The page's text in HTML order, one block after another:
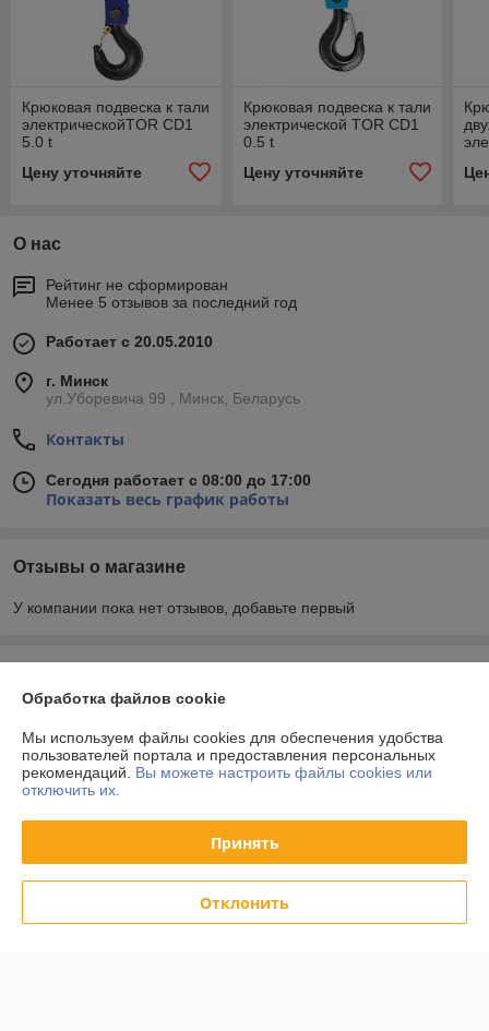
Крюковая подвеска к тали
электрическойTOR CD1
5.0 t
Цену уточняйте
Крюковая подвеска к тали
электрической TOR CD1
0.5 t
Цену уточняйте
О нас
Рейтинг не сформирован
Менее 5 отзывов за последний год
Работает с 20.05.2010
г. Минск
ул.Уборевича 99 , Минск, Беларусь
Контакты
Сегодня работает с 08:00 до 17:00
Показать весь график работы
Отзывы о магазине
У компании пока нет отзывов, добавьте первый
Доставка и оплата
График работы
Полная версия сайта
Политика обработки cookies
Обработка файлов cookie
Мы используем файлы cookies для обеспечения удобства
пользователей портала и предоставления персональных
рекомендаций. Вы можете настроить файлы cookies или
отключить их.
Принять
Отклонить